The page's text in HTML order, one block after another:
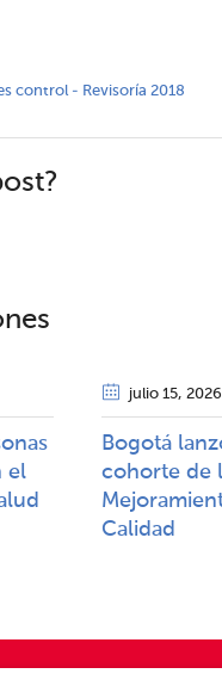
control - Revisoría 2018
el
julio 15, 2026
Bogotá
cohorte de
Calidad​​